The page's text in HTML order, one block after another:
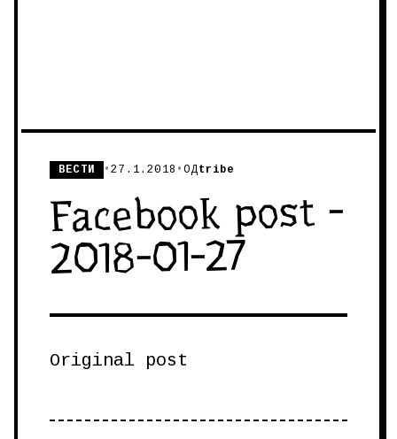
ВЕСТИ •27.1.2018 •ОДtribe
Facebook post -
2018-01-27
Original post